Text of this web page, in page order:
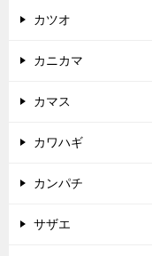
カツオ
カニカマ
カマス
カワハギ
カンパチ
サザエ